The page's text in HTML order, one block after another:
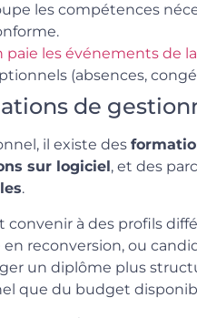
les compétences
paie les événements de
(absences,
de
il existe des
sur logiciel, et des
.
convenir à des profils
reconversion, ou
un diplôme plus
que du budget